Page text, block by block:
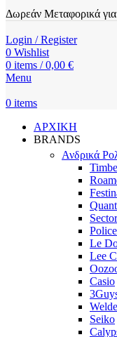
Δωρεάν Μεταφορικά
Login / Register
0 Wishlist
0 items / 0,00 €
Menu
0 items
ΑΡΧΙΚΗ
BRANDS
Ανδρικά
Sector
Police
Le
Lee
Casio
Seiko